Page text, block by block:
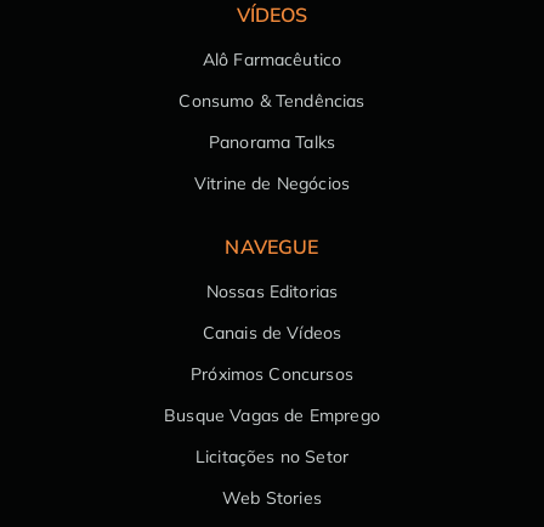
VÍDEOS
Alô Farmacêutico
Consumo & Tendências
Panorama Talks
Vitrine de Negócios
NAVEGUE
Nossas Editorias
Canais de Vídeos
Próximos Concursos
Busque Vagas de Emprego
Licitações no Setor
Web Stories